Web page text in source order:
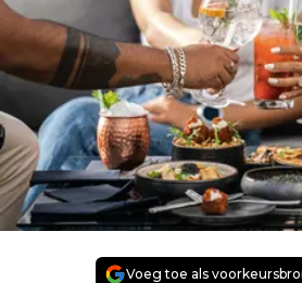
Voeg toe als